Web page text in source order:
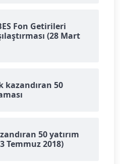
Fon Getirileri
(28 Mart
kazandıran 50
50 yatırım
Temmuz 2018)